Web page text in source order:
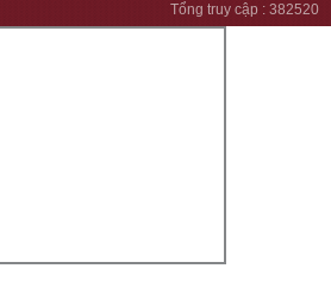
Tổng truy cập : 382520